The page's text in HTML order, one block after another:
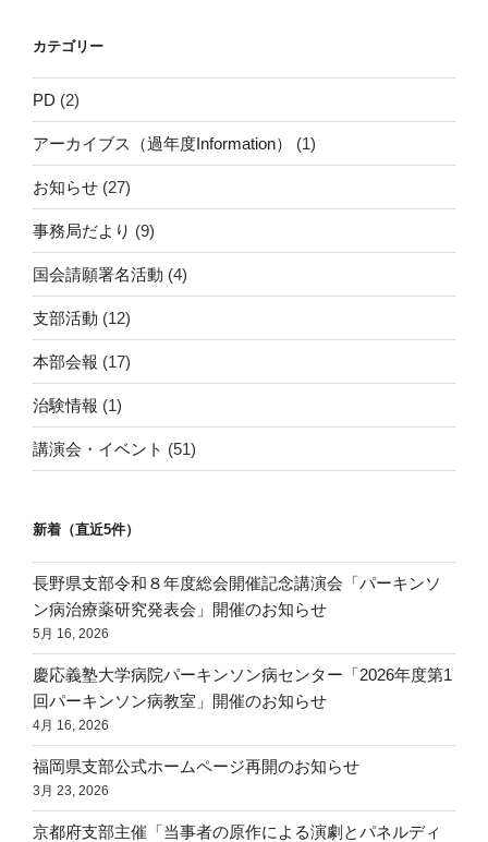
ン
カテゴリー
PD (2)
アーカイブス（過年度Information） (1)
お知らせ (27)
事務局だより (9)
国会請願署名活動 (4)
支部活動 (12)
本部会報 (17)
治験情報 (1)
講演会・イベント (51)
新着（直近5件）
長野県支部令和８年度総会開催記念講演会「パーキンソ
ン病治療薬研究発表会」開催のお知らせ
5月 16, 2026
慶応義塾大学病院パーキンソン病センター「2026年度第1
回パーキンソン病教室」開催のお知らせ
4月 16, 2026
福岡県支部公式ホームページ再開のお知らせ
3月 23, 2026
京都府支部主催「当事者の原作による演劇とパネルディ